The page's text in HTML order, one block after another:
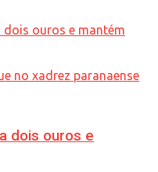
dois ouros e